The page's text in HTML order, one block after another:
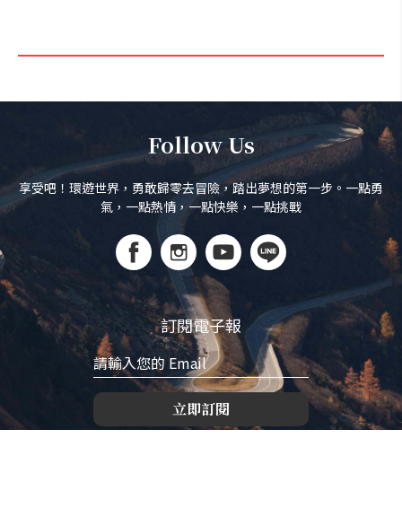
Follow Us
享受吧！環遊世界，勇敢歸零去冒險，踏出夢想的第一步。一點勇
氣，一點熱情，一點快樂，一點挑戰
訂閱電子報
立即訂閱